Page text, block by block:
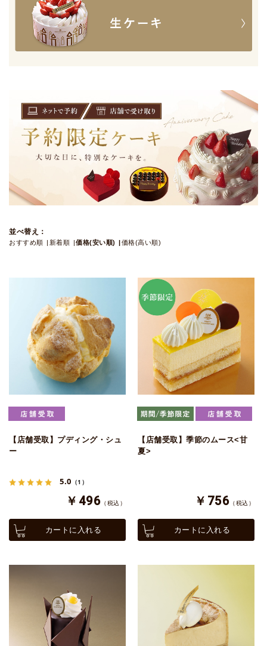
並べ替え：
おすすめ順 新着順 価格(安い順) 価格(高い順)
【店舗受取】プディング・シュ
ー
5.0 （1）
￥496 （税込）
カートに入れる
【店舗受取】季節のムース<甘
夏>
￥756 （税込）
カートに入れる